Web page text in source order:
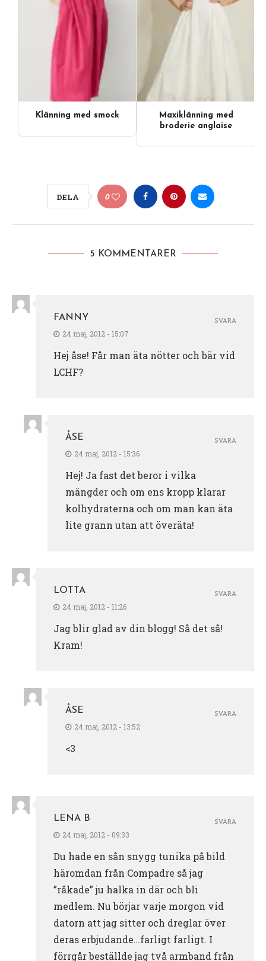
Klänning med smock
Maxiklänning med
broderie anglaise
DELA 0
5 KOMMENTARER
FANNY
24 maj, 2012 - 15:07
Hej åse! Får man äta nötter och bär vid
LCHF?
SVARA
ÅSE
24 maj, 2012 - 15:36
Hej! Ja fast det beror i vilka
mängder och om ens kropp klarar
kolhydraterna och om man kan äta
lite grann utan att överäta!
SVARA
LOTTA
24 maj, 2012 - 11:26
Jag blir glad av din blogg! Så det så!
Kram!
SVARA
ÅSE
24 maj, 2012 - 13:52
<3
SVARA
LENA B
24 maj, 2012 - 09:33
Du hade en sån snygg tunika på bild
häromdan från Compadre så jag
”råkade” ju halka in där och bli
medlem. Nu börjar varje morgon vid
datorn att jag sitter och dreglar över
deras erbjudande…farligt farligt. I
förrgår beställde jag två armband från
SVARA